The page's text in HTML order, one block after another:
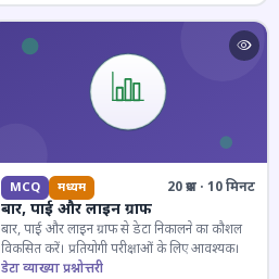
MCQ मध्यम 20 प्रश्न · 10 मिनट
बार, पाई और लाइन ग्राफ
बार, पाई और लाइन ग्राफ से डेटा निकालने का कौशल
विकसित करें। प्रतियोगी परीक्षाओं के लिए आवश्यक।
डेटा व्याख्या प्रश्नोत्तरी